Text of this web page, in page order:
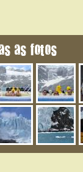
as fotos